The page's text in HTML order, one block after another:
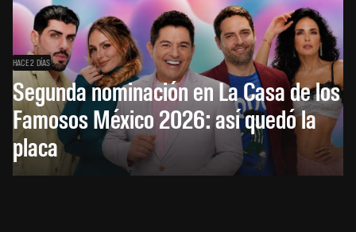
HACE 2 DÍAS
Segunda nominación en La Casa de los
Famosos México 2026: así quedó la
placa